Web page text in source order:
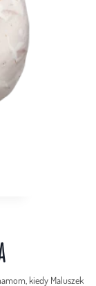
kiedy Maluszek